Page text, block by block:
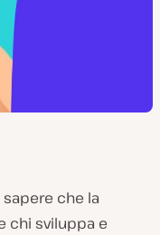
che la
chi sviluppa e